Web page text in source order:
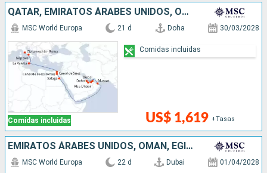
QATAR, EMIRATOS ÁRABES UNIDOS, OMAN, EGIPTO, MALTA, ITALIA
Comidas incluidas
MSC World Europa 21 d Doha 30/03/2028
US$ 1,619 +Tasas
Comidas incluidas
EMIRATOS ÁRABES UNIDOS, OMAN, EGIPTO, MALTA, ITALIA, FRANCIA, ESPAÑA
MSC World Europa 22 d Dubai 01/04/2028